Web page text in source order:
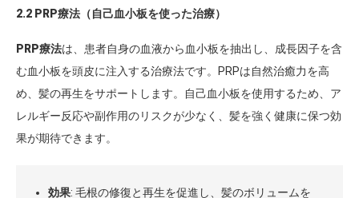
2.2 PRP療法（自己血小板を使った治療）
PRP療法は、患者自身の血液から血小板を抽出し、成長因子を含
む血小板を頭皮に注入する治療法です。PRPは自然治癒力を高
め、髪の再生をサポートします。自己血小板を使用するため、ア
レルギー反応や副作用のリスクが少なく、髪を強く健康に保つ効
果が期待できます。
効果: 毛根の修復と再生を促進し、髪のボリュームを